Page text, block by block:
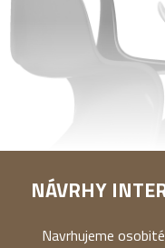
NÁVRHY
Navrhujeme